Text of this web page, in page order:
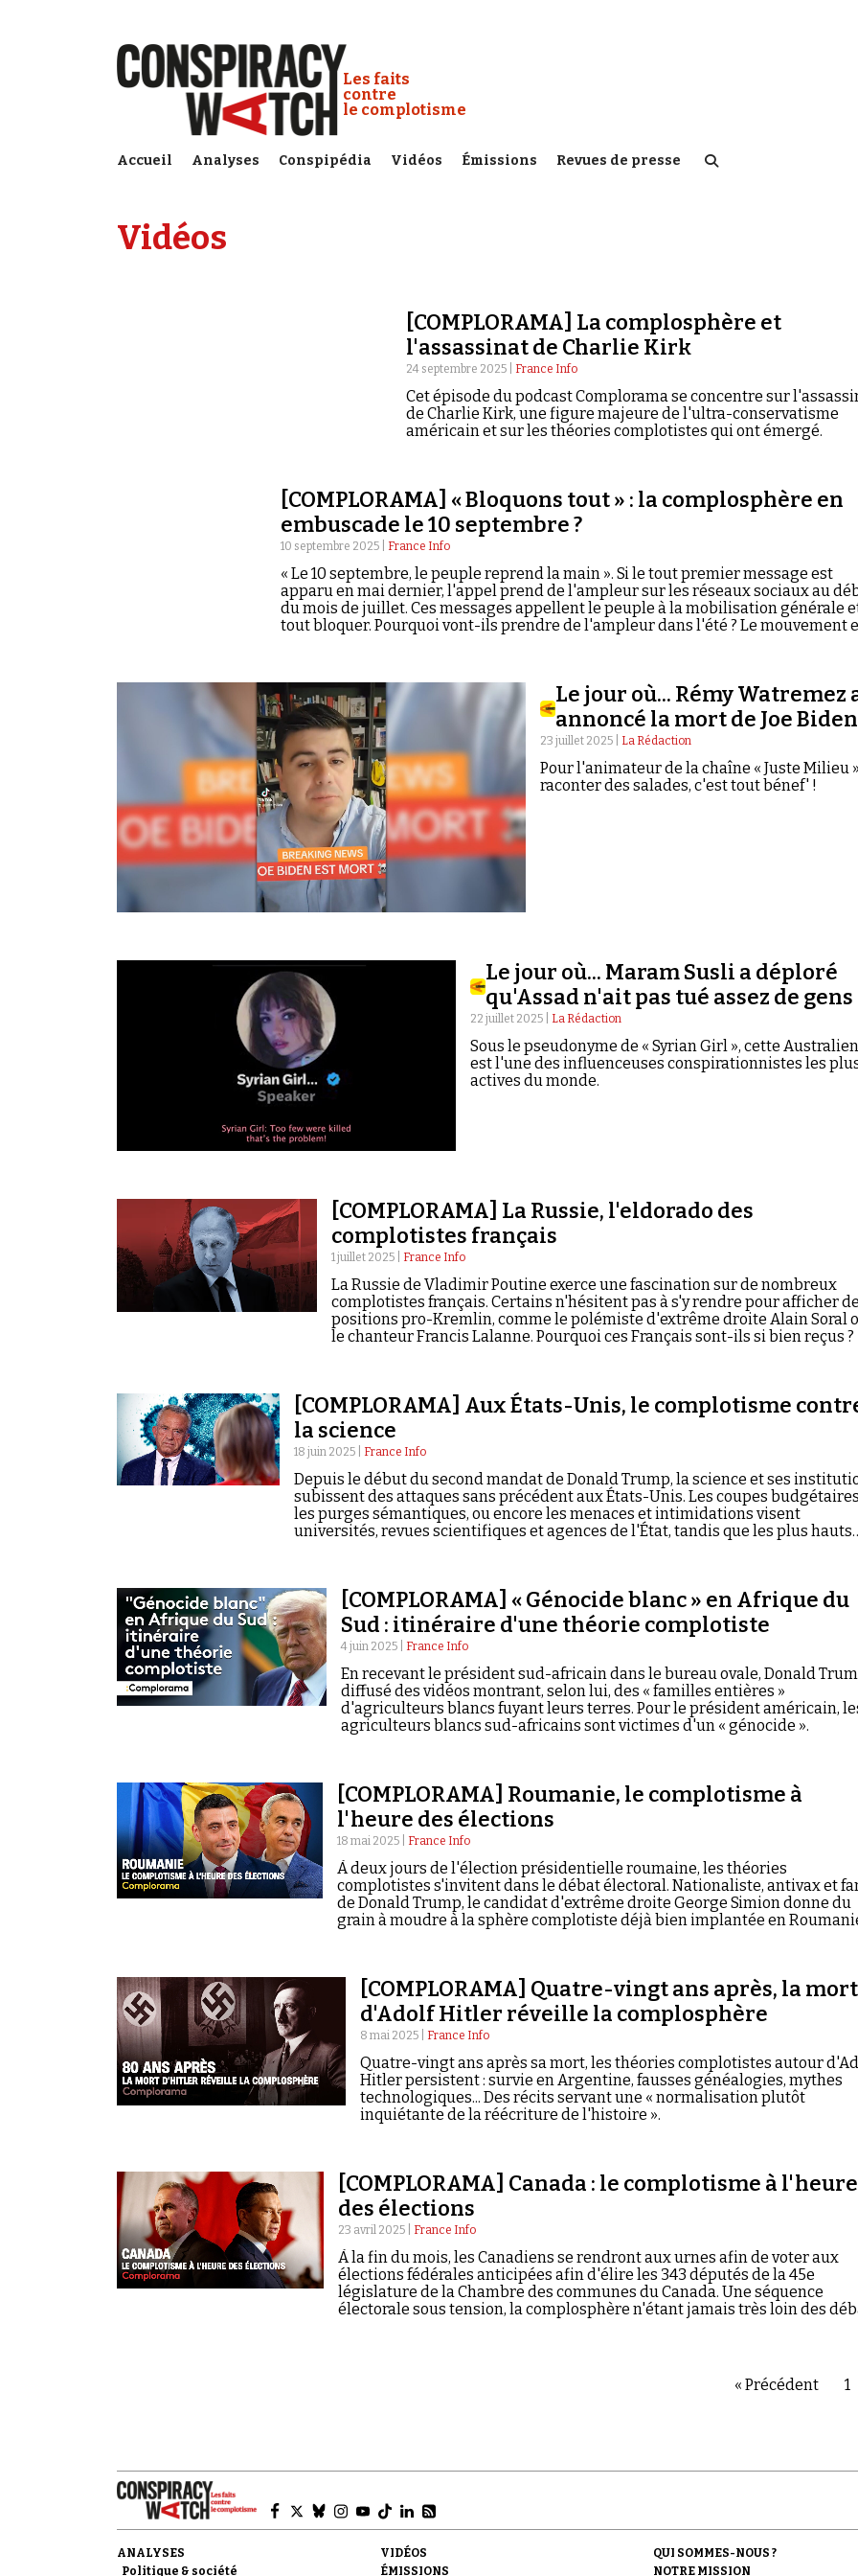
Conspiracy Watch :
Les faits
contre
le complotisme
Accueil Analyses Conspipédia Vidéos Émissions Revues de presse
Vidéos
[COMPLORAMA] La complosphère et
l'assassinat de Charlie Kirk
24 septembre 2025 | France Info
Cet épisode du podcast Complorama se concentre sur
de Charlie Kirk, une figure majeure de l'ultra-conservatisme
américain et sur les théories complotistes qui ont émergé.
[COMPLORAMA] « Bloquons tout » : la complosphère en
embuscade le 10 septembre ?
10 septembre 2025 | France Info
« Le 10 septembre, le peuple reprend la main ». Si le tout premier message est
apparu en mai dernier, l'appel prend de l'ampleur sur les réseaux sociaux au
du mois de juillet. Ces messages appellent le peuple à la mobilisation générale
tout bloquer. Pourquoi vont-ils prendre de l'ampleur dans l'été ? Le mouvement
Le jour où... Rémy Watremez
annoncé la mort de Joe Biden
23 juillet 2025 | La Rédaction
Pour l'animateur de la chaîne « Juste Milieu
raconter des salades, c'est tout bénef' !
Le jour où... Maram Susli a déploré
qu'Assad n'ait pas tué assez de gens
22 juillet 2025 | La Rédaction
Sous le pseudonyme de « Syrian Girl », cette
est l'une des influenceuses conspirationnistes les
actives du monde.
[COMPLORAMA] La Russie, l'eldorado des
complotistes français
1 juillet 2025 | France Info
La Russie de Vladimir Poutine exerce une fascination sur de nombreux
complotistes français. Certains n'hésitent pas à s'y rendre pour afficher
positions pro-Kremlin, comme le polémiste d'extrême droite Alain Soral
le chanteur Francis Lalanne. Pourquoi ces Français sont-ils si bien reçus ?
[COMPLORAMA] Aux États-Unis, le complotisme
la science
18 juin 2025 | France Info
Depuis le début du second mandat de Donald Trump, la science et ses
subissent des attaques sans précédent aux États-Unis. Les coupes
les purges sémantiques, ou encore les menaces et intimidations visent
universités, revues scientifiques et agences de l'État, tandis que les plus hauts
[COMPLORAMA] « Génocide blanc » en Afrique du
Sud : itinéraire d'une théorie complotiste
4 juin 2025 | France Info
En recevant le président sud-africain dans le bureau ovale, Donald
diffusé des vidéos montrant, selon lui, des « familles entières »
d'agriculteurs blancs fuyant leurs terres. Pour le président américain,
agriculteurs blancs sud-africains sont victimes d'un « génocide ».
[COMPLORAMA] Roumanie, le complotisme à
l'heure des élections
18 mai 2025 | France Info
À deux jours de l'élection présidentielle roumaine, les théories
complotistes s'invitent dans le débat électoral. Nationaliste, antivax et
de Donald Trump, le candidat d'extrême droite George Simion donne du
grain à moudre à la sphère complotiste déjà bien implantée en
[COMPLORAMA] Quatre-vingt ans après, la mort
d'Adolf Hitler réveille la complosphère
8 mai 2025 | France Info
Quatre-vingt ans après sa mort, les théories complotistes autour
Hitler persistent : survie en Argentine, fausses généalogies, mythes
technologiques... Des récits servant une « normalisation plutôt
inquiétante de la réécriture de l'histoire ».
[COMPLORAMA] Canada : le complotisme à l'heure
des élections
23 avril 2025 | France Info
À la fin du mois, les Canadiens se rendront aux urnes afin de voter aux
élections fédérales anticipées afin d'élire les 343 députés de la 45e
législature de la Chambre des communes du Canada. Une séquence
électorale sous tension, la complosphère n'étant jamais très loin des
« Précédent 1
ANALYSES
Politique & société
VIDÉOS
ÉMISSIONS
QUI SOMMES-NOUS ?
NOTRE MISSION